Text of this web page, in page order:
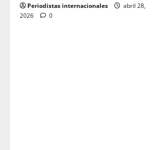
Periodistas internacionales
abril 28,
2026
0